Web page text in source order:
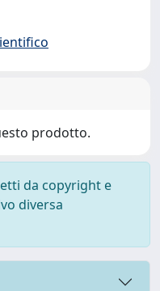
prodotto.
da copyright e
diversa